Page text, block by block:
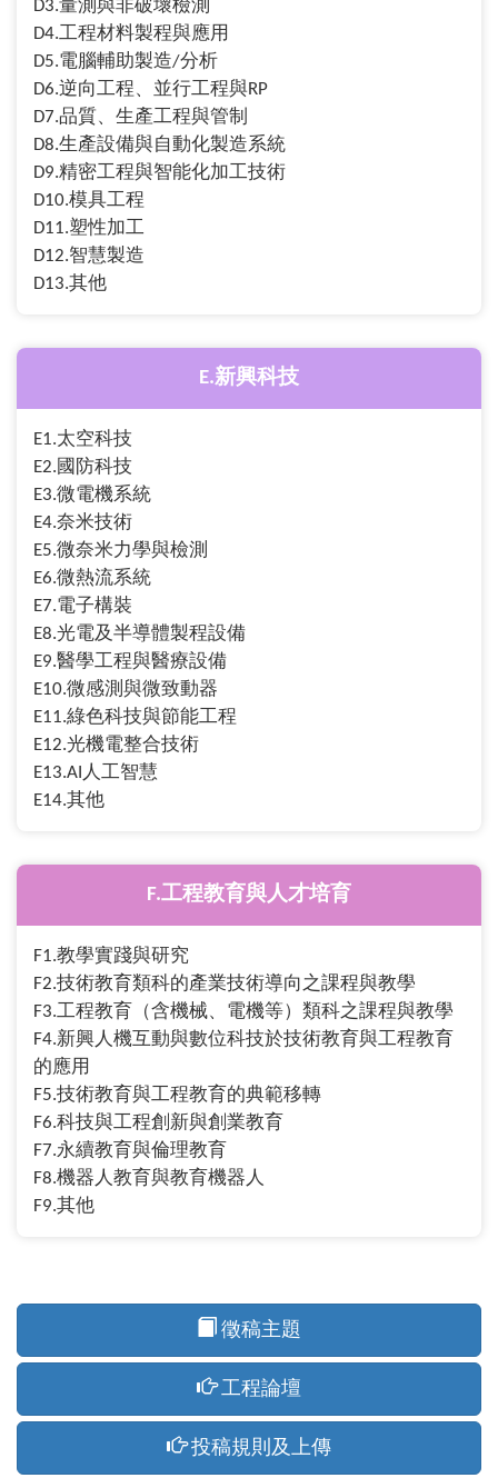
D3.量測與非破壞檢測
D4.工程材料製程與應用
D5.電腦輔助製造/分析
D6.逆向工程、並行工程與RP
D7.品質、生產工程與管制
D8.生產設備與自動化製造系統
D9.精密工程與智能化加工技術
D10.模具工程
D11.塑性加工
D12.智慧製造
D13.其他
E.新興科技
E1.太空科技
E2.國防科技
E3.微電機系統
E4.奈米技術
E5.微奈米力學與檢測
E6.微熱流系統
E7.電子構裝
E8.光電及半導體製程設備
E9.醫學工程與醫療設備
E10.微感測與微致動器
E11.綠色科技與節能工程
E12.光機電整合技術
E13.AI人工智慧
E14.其他
F.工程教育與人才培育
F1.教學實踐與研究
F2.技術教育類科的產業技術導向之課程與教學
F3.工程教育（含機械、電機等）類科之課程與教學
F4.新興人機互動與數位科技於技術教育與工程教育
的應用
F5.技術教育與工程教育的典範移轉
F6.科技與工程創新與創業教育
F7.永續教育與倫理教育
F8.機器人教育與教育機器人
F9.其他
徵稿主題
工程論壇
投稿規則及上傳